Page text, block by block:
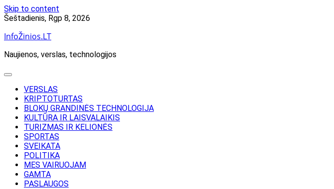
Skip to content
Šeštadienis, Rgp 8, 2026
InfoŽinios.LT
Naujienos, verslas, technologijos
VERSLAS
KRIPTOTURTAS
BLOKŲ GRANDINĖS TECHNOLOGIJA
KULTŪRA IR LAISVALAIKIS
TURIZMAS IR KELIONĖS
SPORTAS
SVEIKATA
POLITIKA
MES VAIRUOJAM
GAMTA
PASLAUGOS